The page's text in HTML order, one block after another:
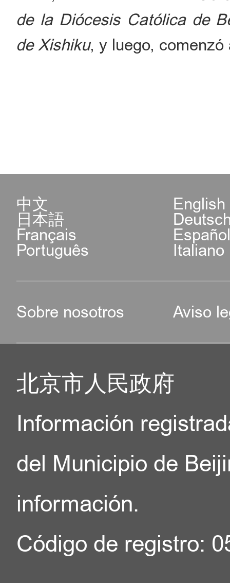
de la Diócesis Católica de
de Xishiku, y luego, comenzó
中文 English
日本語
Français
Português Italiano
Sobre nosotros Aviso
北京市人民政府
Información
del Municipio de
información.
Código de registro: